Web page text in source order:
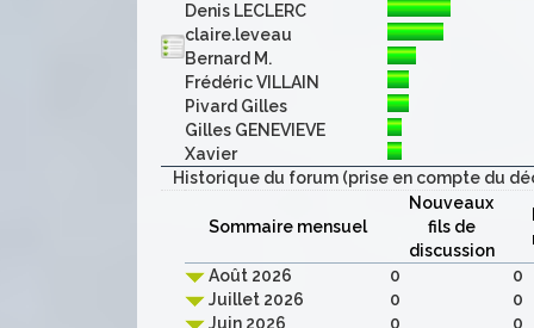
Denis LECLERC
claire.leveau
Bernard M.
Frédéric VILLAIN
Pivard Gilles
Gilles GENEVIEVE
Xavier
Historique du forum (prise en compte du
Sommaire mensuel
Nouveaux
fils de
discussion
Août 2026
0
0
Juillet 2026
0
0
Juin 2026
0
0